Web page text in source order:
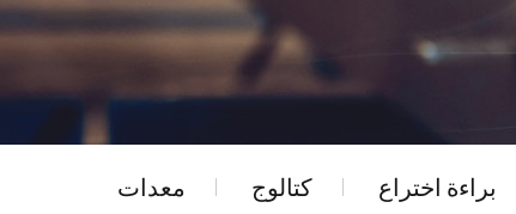
معدات كتالوج براءة اختراع